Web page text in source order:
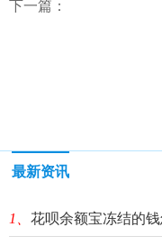
下一篇：
最新资讯
1、 花呗余额宝冻结的钱